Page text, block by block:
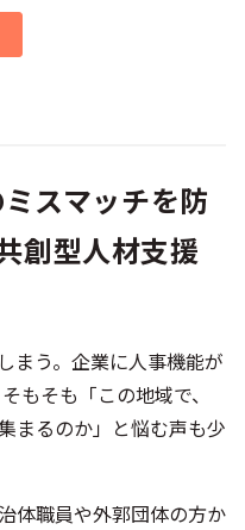
スマッチを防
創型人材支援
まう。企業に人事機能が
もそも「この地域で、
まるのか」と悩む声も少
体職員や外郭団体の方か